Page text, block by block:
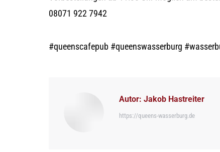
08071 922 7942
#queenscafepub #queenswasserburg
Autor: Jakob Hastreiter
https://queens-wasserburg.de